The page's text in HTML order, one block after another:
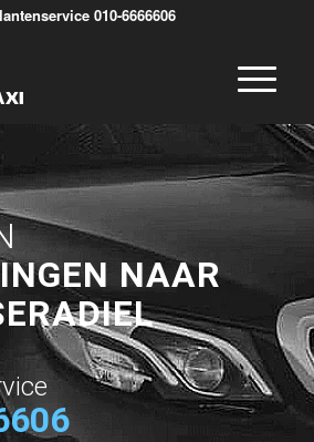
010-6666606
NAAR